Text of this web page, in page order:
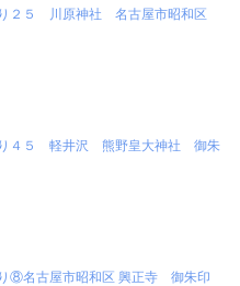
り２５ 川原神社 名古屋市昭和区
り４５ 軽井沢 熊野皇大神社 御朱
⑧名古屋市昭和区 興正寺 御朱印